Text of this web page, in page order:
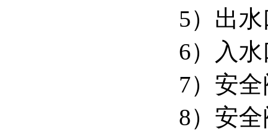
5）出
6）入
7）安
8）安